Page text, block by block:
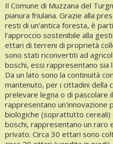
Il Comune di Muzzana del
pianura friulana. Grazie alla
resti di un'antica foresta, è
l'approccio sostenibile alla
ettari di terreni di proprietà
sono stati riconvertiti ad
boschi, essi rappresentano sia
Da un lato sono la continuità
mantenuto, per i cittadini della
prelevare legna o di pascolare
rappresentano un'innovazione
biologiche (soprattutto cereali)
boschi, rappresentano un raro
privato. Circa 30 ettari sono